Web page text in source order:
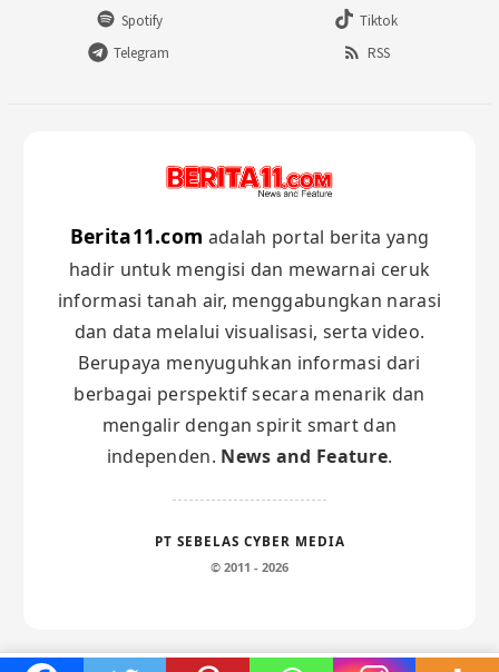
Spotify
Tiktok
Telegram
RSS
Berita11.com adalah portal berita yang
hadir untuk mengisi dan mewarnai ceruk
informasi tanah air, menggabungkan narasi
dan data melalui visualisasi, serta video.
Berupaya menyuguhkan informasi dari
berbagai perspektif secara menarik dan
mengalir dengan spirit smart dan
independen. News and Feature.
PT SEBELAS CYBER MEDIA
© 2011 - 2026